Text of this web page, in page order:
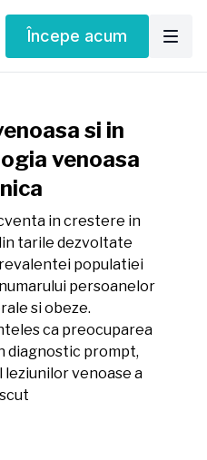
Începe acum
si in
venoasa
in crestere in
tarile dezvoltate
populatiei
persoanelor
si obeze.
ca preocuparea
diagnostic prompt,
venoase a